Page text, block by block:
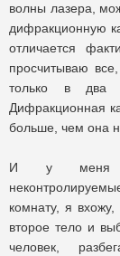
волны лазера,
дифракционную
отличается
просчитываю
только в два
Дифракционная
больше, чем она
И у меня
комнату, я
второе тело и
человек,